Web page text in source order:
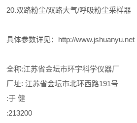
20.双路粉尘/双路大气/呼吸粉尘采样器
具体参数详见：http://www.jshuanyu.net
全称:江苏省金坛市环宇科学仪器厂
厂址: 江苏省金坛市北环西路191号
:于 健
:213200